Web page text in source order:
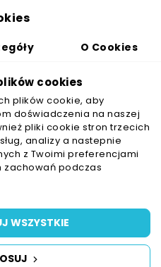
Taśma Antypoślizgowa 3M
SW GP 620 25mm...
212,79 zł
O Cookies
cookies
plików cookie, aby
doświadczenia na naszej
pliki cookie stron trzecich
analizy a nastepnie
z Twoimi preferencjami
zachowań podczas
WSZYSTKIE